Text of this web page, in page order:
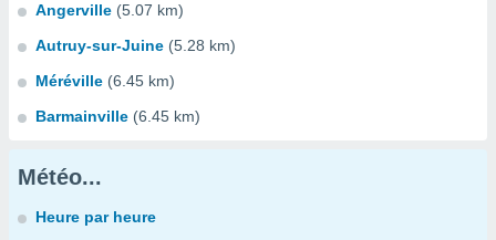
Angerville (5.07 km)
Autruy-sur-Juine (5.28 km)
Méréville (6.45 km)
Barmainville (6.45 km)
Météo...
Heure par heure